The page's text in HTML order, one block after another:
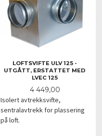
LOFTSVIFTE ULV 125 -
UTGÅTT, ERSTATTET MED
LVEC 125
Pris
4 449,00
Isolert avtrekksvifte,
sentralavtrekk for plassering
på loft.